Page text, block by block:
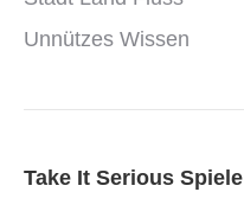
Unnützes Wissen
Take It Serious Spiele